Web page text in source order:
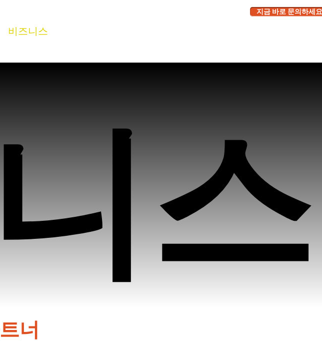
비즈니스
지금 바로 문의하세
스
스
너